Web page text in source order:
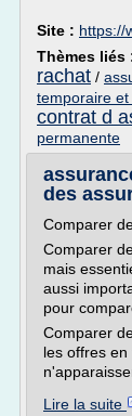
Site : https://
Thèmes liés
rachat /
temporaire
contrat d
permanente
des
Comparer
Comparer
mais
aussi
pour
Comparer
les offres
Lire la suite